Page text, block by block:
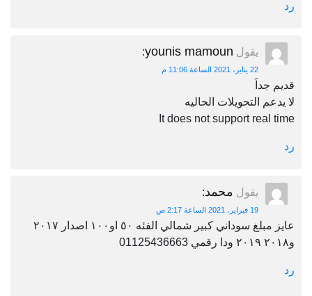
رد
يقول younis mamoun
:
22 يناير، 2021 الساعة 11:06 م
قديم جداَ
لا يدعم التحويلات الحاليه
It does not support real time
رد
يقول محمد:
19 فبراير، 2021 الساعة 2:17 ص
عايز مبلغ سوداني كبير شمالي الفئه ٥٠ او١٠٠ اصدار ٢٠١٧
و٢٠١٨ ٢٠١٩ ودا رقمي 01125436663
رد